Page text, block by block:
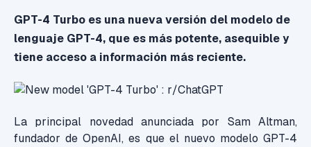
GPT-4 Turbo es una nueva versión del modelo de
lenguaje GPT-4, que es más potente, asequible y
tiene acceso a información más reciente.
La principal novedad anunciada por Sam Altman,
fundador de OpenAI, es que el nuevo modelo GPT-4